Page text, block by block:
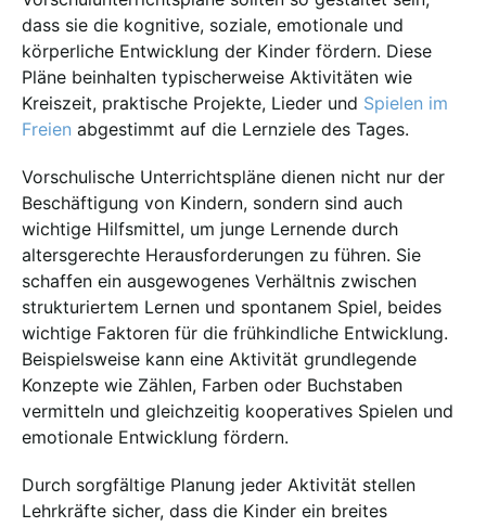
dass sie die kognitive, soziale, emotionale und
körperliche Entwicklung der Kinder fördern. Diese
Pläne beinhalten typischerweise Aktivitäten wie
Kreiszeit, praktische Projekte, Lieder und Spielen im
Freien abgestimmt auf die Lernziele des Tages.
Vorschulische Unterrichtspläne dienen nicht nur der
Beschäftigung von Kindern, sondern sind auch
wichtige Hilfsmittel, um junge Lernende durch
altersgerechte Herausforderungen zu führen. Sie
schaffen ein ausgewogenes Verhältnis zwischen
strukturiertem Lernen und spontanem Spiel, beides
wichtige Faktoren für die frühkindliche Entwicklung.
Beispielsweise kann eine Aktivität grundlegende
Konzepte wie Zählen, Farben oder Buchstaben
vermitteln und gleichzeitig kooperatives Spielen und
emotionale Entwicklung fördern.
Durch sorgfältige Planung jeder Aktivität stellen
Lehrkräfte sicher, dass die Kinder ein breites